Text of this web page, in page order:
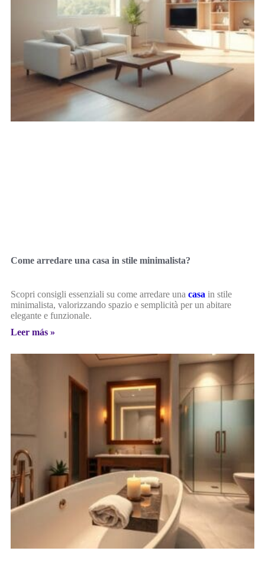
Come arredare una casa in stile minimalista?
Scopri consigli essenziali su come arredare una casa in stile
minimalista, valorizzando spazio e semplicità per un abitare
elegante e funzionale.
Leer más »